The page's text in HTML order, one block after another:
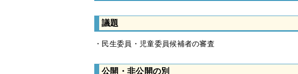
議題
・民生委員・児童委員候補者の審査
公開・非公開の別